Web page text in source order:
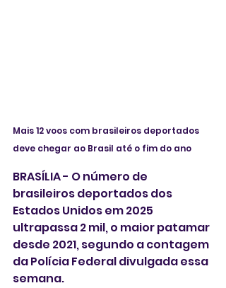
Mais 12 voos com brasileiros deportados
deve chegar ao Brasil até o fim do ano
BRASÍLIA - O número de
brasileiros deportados dos
Estados Unidos em 2025
ultrapassa 2 mil, o maior patamar
desde 2021, segundo a contagem
da Polícia Federal divulgada essa
semana.